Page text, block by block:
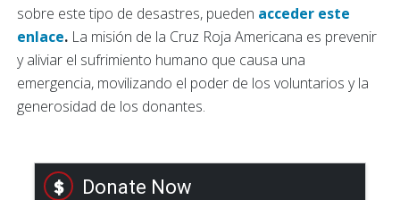
sobre este tipo de desastres, pueden acceder este
enlace. La misión de la Cruz Roja Americana es prevenir
y aliviar el sufrimiento humano que causa una
emergencia, movilizando el poder de los voluntarios y la
generosidad de los donantes.
Donate Now